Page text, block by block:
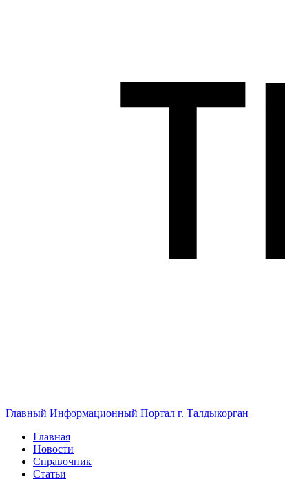
Главный Информационный Портал г. Талдыкорган
Главная
Новости
Справочник
Статьи